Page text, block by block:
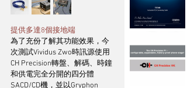
提供多達8個接地端
為了充份了解其功能效果，今
次測試Vividus Zwo時訊源使用
CH Precision轉盤、解碼、時鐘
和供電完全分開的四分體
SACD/CD機，並以Gryphon